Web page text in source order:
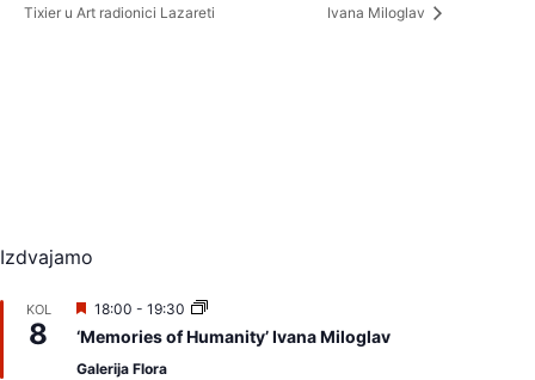
Tixier u Art radionici Lazareti
Ivana Miloglav
Izdvajamo
KOL
8
I
z
d
v
18:00 - 19:30
‘Memories of Humanity’ Ivana Miloglav
Galerija Flora